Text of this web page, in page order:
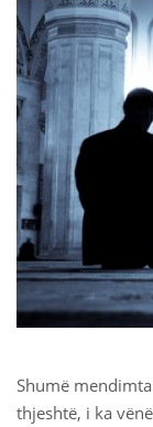
English
Français
Hausa
Bahasa
Қазақ
فارسی
Русский
Kiswahili
Shumë
thjeshtë, i ka